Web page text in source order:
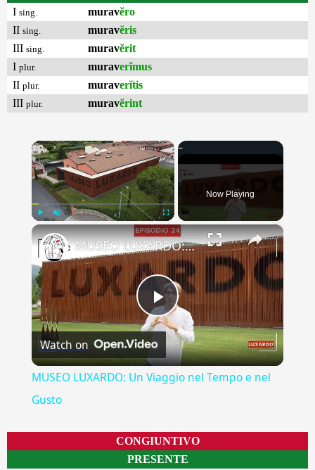
I sing. muravĕro
II sing. muravĕris
III sing. muravĕrit
I plur. muraverĭmus
II plur. muraverĭtis
III plur. muravĕrint
×
Fullscreen
Now Playing
×
Play
Video
MUSEO LUXARDO: Un Viaggio nel Tempo e nel Gusto
Watch on
MUSEO LUXARDO: Un Viaggio nel Tempo e nel
Gusto
CONGIUNTIVO
PRESENTE